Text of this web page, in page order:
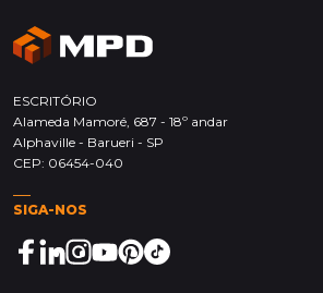
ESCRITÓRIO
Alameda Mamoré, 687 - 18º andar
Alphaville - Barueri - SP
CEP: 06454-040
SIGA-NOS